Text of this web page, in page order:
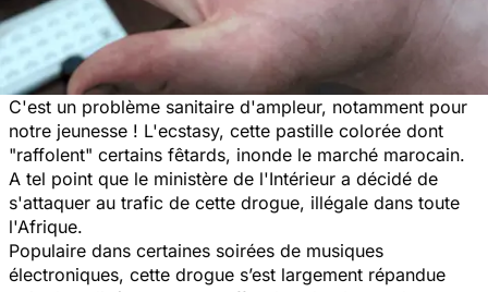
C'est un problème sanitaire d'ampleur, notamment pour
notre jeunesse ! L'ecstasy, cette pastille colorée dont
"raffolent" certains fêtards, inonde le marché marocain.
A tel point que le ministère de l'Intérieur a décidé de
s'attaquer au trafic de cette drogue, illégale dans toute
l'Afrique.
Populaire dans certaines soirées de musiques
électroniques, cette drogue s’est largement répandue